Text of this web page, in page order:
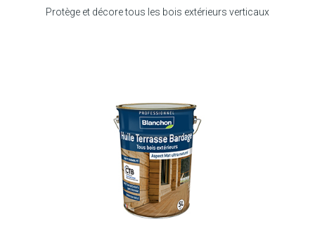
Protège et décore tous les bois extérieurs verticaux